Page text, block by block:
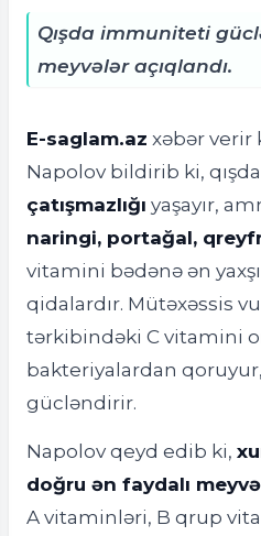
Qışda immuniteti
meyvələr açıqlandı.
E-saglam.az xəbər verir
Napolov bildirib ki, qışda
çatışmazlığı yaşayır,
naringi, portağal,
vitamini bədənə ən
qidalardır. Mütəxəssis
tərkibindəki C vitamini
bakteriyalardan
gücləndirir.
Napolov qeyd edib ki,
doğru ən faydalı
A vitaminləri, B qrup